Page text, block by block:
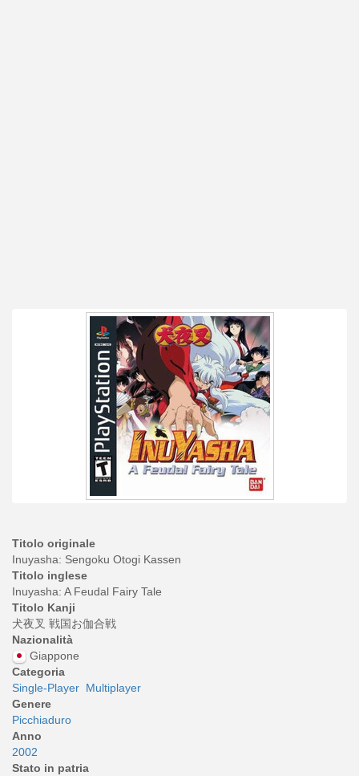
Titolo originale
Inuyasha: Sengoku Otogi Kassen
Titolo inglese
Inuyasha: A Feudal Fairy Tale
Titolo Kanji
犬夜叉 戦国お伽合戦
Nazionalità
Giappone
Categoria
Single-Player Multiplayer
Genere
Picchiaduro
Anno
2002
Stato in patria